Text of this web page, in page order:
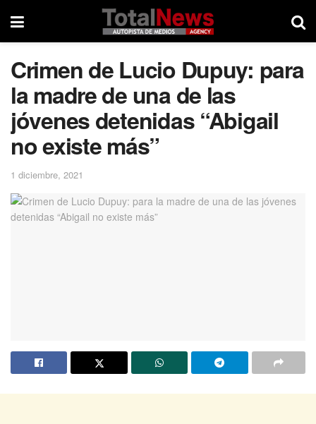
Crimen de Lucio Dupuy: para
la madre de una de las
jóvenes detenidas “Abigail
no existe más”
1 diciembre, 2021